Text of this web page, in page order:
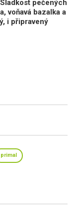
pečených
voňavá bazalka a
i připravený
primal